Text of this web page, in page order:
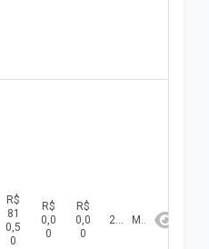
R$
81
0,5
0
R$
0,0
0
R$
0,0
0
2026 Maio